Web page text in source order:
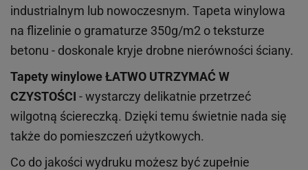
industrialnym lub nowoczesnym. Tapeta winylowa
na flizelinie o gramaturze 350g/m2 o teksturze
betonu - doskonale kryje drobne nierówności ściany.
Tapety winyloweŁATWO UTRZYMAĆ W
CZYSTOŚCI - wystarczy delikatnie przetrzeć
wilgotną ściereczką. Dzięki temu świetnie nada się
także do pomieszczeń użytkowych.
Co do jakości wydruku możesz być zupełnie